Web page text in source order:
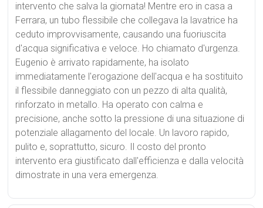
intervento che salva la giornata! Mentre ero in casa a
Ferrara, un tubo flessibile che collegava la lavatrice ha
ceduto improvvisamente, causando una fuoriuscita
d'acqua significativa e veloce. Ho chiamato d'urgenza.
Eugenio è arrivato rapidamente, ha isolato
immediatamente l'erogazione dell'acqua e ha sostituito
il flessibile danneggiato con un pezzo di alta qualità,
rinforzato in metallo. Ha operato con calma e
precisione, anche sotto la pressione di una situazione di
potenziale allagamento del locale. Un lavoro rapido,
pulito e, soprattutto, sicuro. Il costo del pronto
intervento era giustificato dall'efficienza e dalla velocità
dimostrate in una vera emergenza.